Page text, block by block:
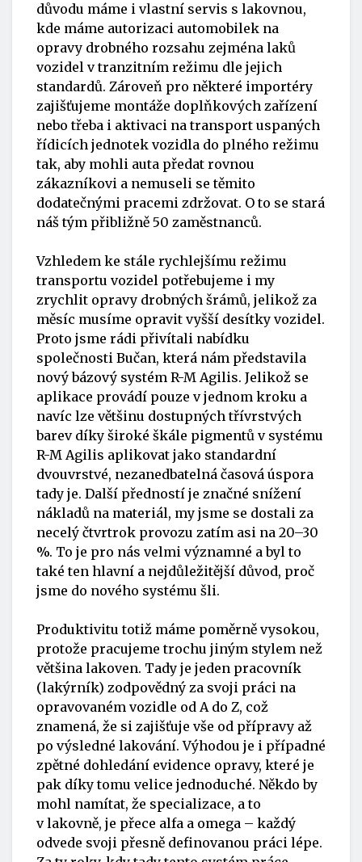
důvodu máme i vlastní servis s lakovnou,
kde máme autorizaci automobilek na
opravy drobného rozsahu zejména laků
vozidel v tranzitním režimu dle jejich
standardů. Zároveň pro některé importéry
zajišťujeme montáže doplňkových zařízení
nebo třeba i aktivaci na transport uspaných
řídicích jednotek vozidla do plného režimu
tak, aby mohli auta předat rovnou
zákazníkovi a nemuseli se těmito
dodatečnými pracemi zdržovat. O to se stará
náš tým přibližně 50 zaměstnanců.
Vzhledem ke stále rychlejšímu režimu
transportu vozidel potřebujeme i my
zrychlit opravy drobných šrámů, jelikož za
měsíc musíme opravit vyšší desítky vozidel.
Proto jsme rádi přivítali nabídku
společnosti Bučan, která nám představila
nový bázový systém R-M Agilis. Jelikož se
aplikace provádí pouze v jednom kroku a
navíc lze většinu dostupných třívrstvých
barev díky široké škále pigmentů v systému
R-M Agilis aplikovat jako standardní
dvouvrstvé, nezanedbatelná časová úspora
tady je. Další předností je značné snížení
nákladů na materiál, my jsme se dostali za
necelý čtvrtrok provozu zatím asi na 20–30
%. To je pro nás velmi významné a byl to
také ten hlavní a nejdůležitější důvod, proč
jsme do nového systému šli.
Produktivitu totiž máme poměrně vysokou,
protože pracujeme trochu jiným stylem než
většina lakoven. Tady je jeden pracovník
(lakýrník) zodpovědný za svoji práci na
opravovaném vozidle od A do Z, což
znamená, že si zajišťuje vše od přípravy až
po výsledné lakování. Výhodou je i případné
zpětné dohledání evidence opravy, které je
pak díky tomu velice jednoduché. Někdo by
mohl namítat, že specializace, a to
v lakovně, je přece alfa a omega – každý
odvede svoji přesně definovanou práci lépe.